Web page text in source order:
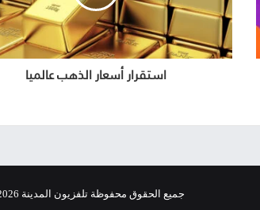
استقرار أسعار الذهب عالميا
جميع الحقوق محفوظة تلفزيون المدينة 2026